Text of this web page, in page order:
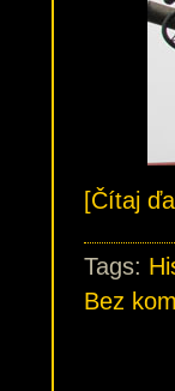
[Čítaj
Tags:
Bez